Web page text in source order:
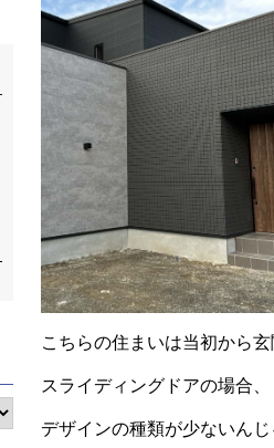
こちらの住まいは当初から
スライディングドアの場合、
デザインの種類が少ないんじ